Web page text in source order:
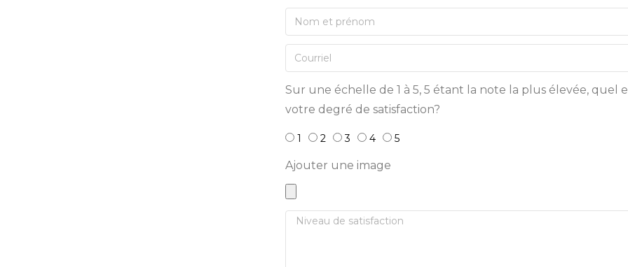
Sur une échelle de 1 à 5, 5 étant la note la plus élevée, quel
votre degré de satisfaction?
1 2 3 4 5
Ajouter une image